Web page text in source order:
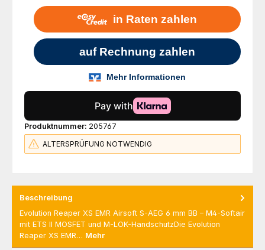
Produktnummer: 205767
ALTERSPRÜFUNG NOTWENDIG
Beschreibung
Evolution Reaper XS EMR Airsoft S-AEG 6 mm BB – M4-Softair
mit ETS II MOSFET und M-LOK-HandschutzDie Evolution
Reaper XS EMR… Mehr